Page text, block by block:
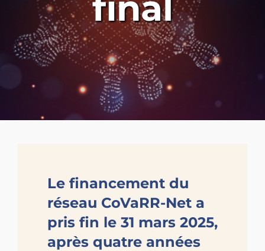
Le financement du
réseau CoVaRR-Net a
pris fin le 31 mars 2025,
après quatre années